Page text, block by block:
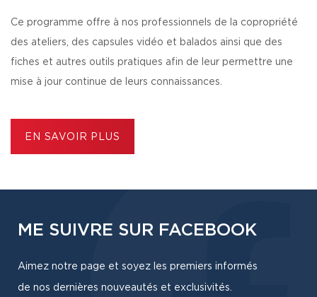
Ce programme offre à nos professionnels de la copropriété
des ateliers, des capsules vidéo et balados ainsi que des
fiches et autres outils pratiques afin de leur permettre une
mise à jour continue de leurs connaissances.
EN SAVOIR PLUS
ME SUIVRE SUR FACEBOOK
Aimez notre page et soyez les premiers informés
de nos dernières nouveautés et exclusivités.